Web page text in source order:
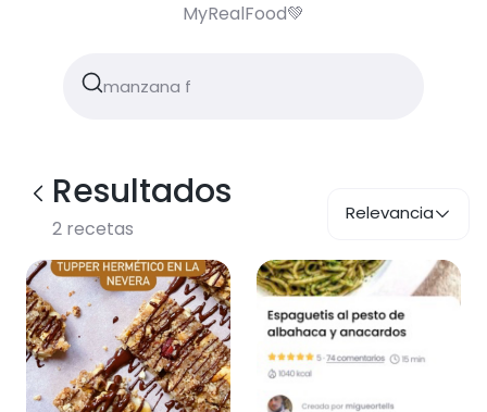
MyRealFood💚
Resultados
2 recetas
Relevancia